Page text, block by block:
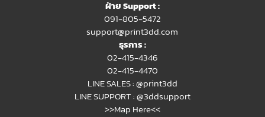
ฝ่าย Support :
091-805-5472
support@print3dd.com
ธุรการ :
02-415-4346
02-415-4470
LINE SALES :@print3dd
LINE SUPPORT :@3ddsupport
>>Map Here<<